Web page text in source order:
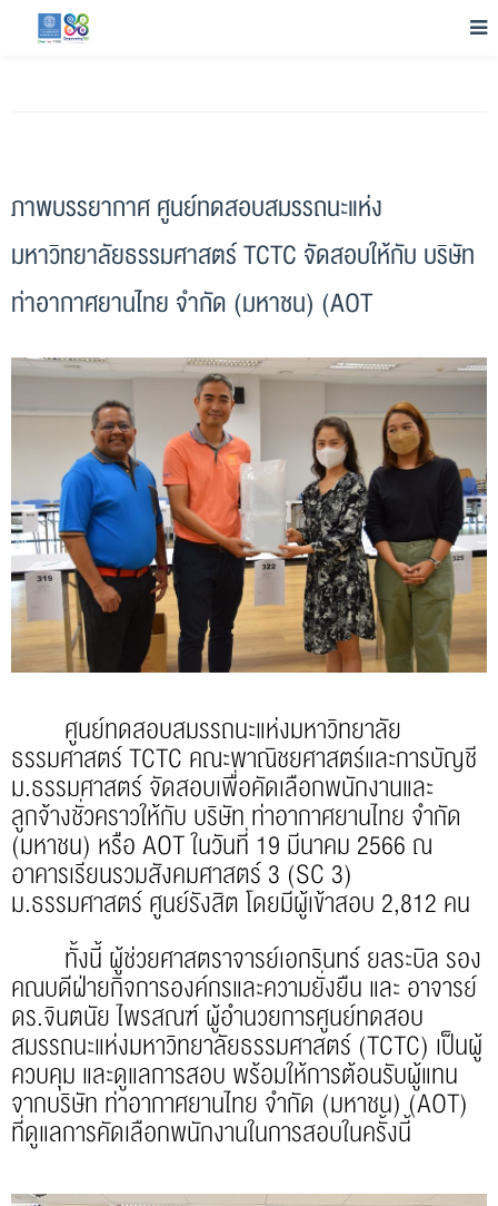
ภาพบรรยากาศ ศูนย์ทดสอบสมรรถนะแห่ง
มหาวิทยาลัยธรรมศาสตร์ TCTC จัดสอบให้กับ บริษัท
ท่าอากาศยานไทย จำกัด (มหาชน) (AOT
ศูนย์ทดสอบสมรรถนะแห่งมหาวิทยาลัย
ธรรมศาสตร์ TCTC คณะพาณิชยศาสตร์และการบัญชี
ม.ธรรมศาสตร์ จัดสอบเพื่อคัดเลือกพนักงานและ
ลูกจ้างชั่วคราวให้กับ บริษัท ท่าอากาศยานไทย จำกัด
(มหาชน) หรือ AOT ในวันที่ 19 มีนาคม 2566 ณ
อาคารเรียนรวมสังคมศาสตร์ 3 (SC 3)
ม.ธรรมศาสตร์ ศูนย์รังสิต โดยมีผู้เข้าสอบ 2,812 คน
ทั้งนี้ ผู้ช่วยศาสตราจารย์เอกรินทร์ ยลระบิล รอง
คณบดีฝ่ายกิจการองค์กรและความยั่งยืน และ อาจารย์
ดร.จินตนัย ไพรสณฑ์ ผู้อำนวยการศูนย์ทดสอบ
สมรรถนะแห่งมหาวิทยาลัยธรรมศาสตร์ (TCTC) เป็นผู้
ควบคุม และดูแลการสอบ พร้อมให้การต้อนรับผู้แทน
จากบริษัท ท่าอากาศยานไทย จำกัด (มหาชน) (AOT)
ที่ดูแลการคัดเลือกพนักงานในการสอบในครั้งนี้